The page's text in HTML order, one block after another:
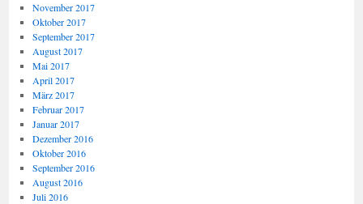
November 2017
Oktober 2017
September 2017
August 2017
Mai 2017
April 2017
März 2017
Februar 2017
Januar 2017
Dezember 2016
Oktober 2016
September 2016
August 2016
Juli 2016